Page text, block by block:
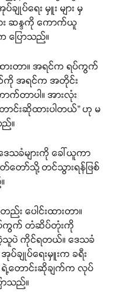
ျုပ်ရေး မှူး များ မှ
ား ဆန္ဒကို ကောက်ယူ
ပြောသည်။
းတာ။ အရင်က ရပ်ကွက်
ကို အရင်က အတိုင်း
ာက်တာပါ။ အားလုံး
ာင်းဆိုထားပါတယ်” ဟု မ
ည်။
ခံများကို ခေါ်ယူကာ
တ်တော်သို့ တင်သွားရန်ဖြစ်
း ပေါင်းထားတာ။
ရပ်ကွက် တံဆိပ်တုံးကို
သူပဲ ကိုင်ရတယ်။ ဒေသခံ
ချုပ်ရေးမှူးက ခရီး
တောင်းဆိုချက်က လုပ်
ာသည်။